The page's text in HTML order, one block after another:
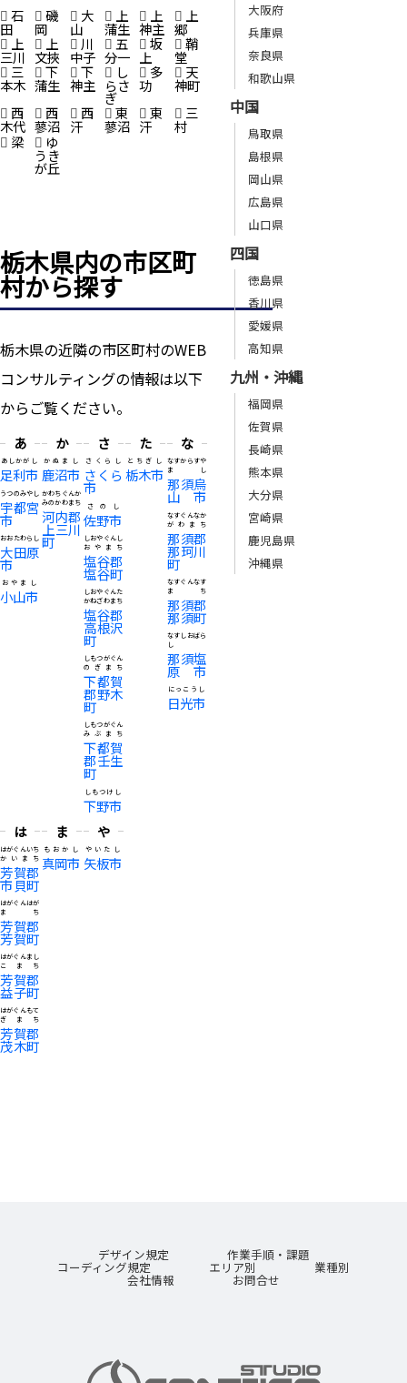
石
田
磯
岡
大
山
上
蒲生
上
神主
上
郷
上
三川
上
文挾
川
中子
五
分一
坂
上
鞘
堂
三
本木
下
蒲生
下
神主
し
らさ
ぎ
多
功
天
神町
西
木代
西
蓼沼
西
汗
東
蓼沼
東
汗
三
村
梁 ゆ
うき
が丘
栃木県内の市区町
村から探す
栃木県の近隣の市区町村のWEB
コンサルティングの情報は以下
からご覧ください。
あ
足利市
あしかがし
宇都宮
市
うつのみやし
大田原
市
おおたわらし
小山市
おやまし
か
鹿沼市
かぬまし
河内郡
上三川
町
かわちぐんか
みのかわまち
さ
さくら
市
さくらし
佐野市
さのし
塩谷郡
塩谷町
しおやぐんし
おやまち
塩谷郡
高根沢
町
しおやぐんた
かねざわまち
下都賀
郡野木
町
しもつがぐん
のぎまち
下都賀
郡壬生
町
しもつがぐん
みぶまち
下野市
しもつけし
た
栃木市
とちぎし
な
那須烏
山市
なすからすや
まし
那須郡
那珂川
町
なすぐんなか
がわまち
那須郡
那須町
なすぐんなす
まち
那須塩
原市
なすしおばら
し
日光市
にっこうし
は
芳賀郡
市貝町
はがぐんいち
かいまち
芳賀郡
芳賀町
はがぐんはが
まち
芳賀郡
益子町
はがぐんまし
こまち
芳賀郡
茂木町
はがぐんもて
ぎまち
ま
真岡市
もおかし
や
矢板市
やいたし
大阪府
兵庫県
奈良県
和歌山県
中国
鳥取県
島根県
岡山県
広島県
山口県
四国
徳島県
香川県
愛媛県
高知県
九州・沖縄
福岡県
佐賀県
長崎県
熊本県
大分県
宮崎県
鹿児島県
沖縄県
デザイン規定 作業手順・課題
コーディング規定 エリア別 業種別
会社情報 お問合せ